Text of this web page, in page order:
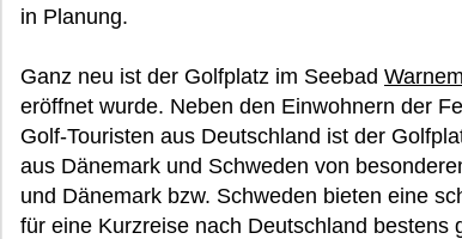
in Planung.
Ganz neu ist der Golfplatz im Seebad
eröffnet wurde. Neben den Einwohnern der
Golf-Touristen aus Deutschland ist der
aus Dänemark und Schweden von
und Dänemark bzw. Schweden bieten eine
für eine Kurzreise nach Deutschland bestens